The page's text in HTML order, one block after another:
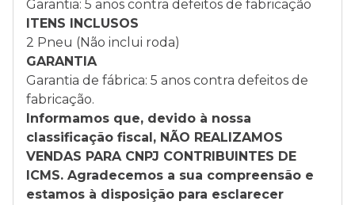
Garantia: 5 anos contra defeitos de fabricação
ITENS INCLUSOS
2 Pneu (Não inclui roda)
GARANTIA
Garantia de fábrica: 5 anos contra defeitos de
fabricação.
Informamos que, devido à nossa
classificação fiscal, NÃO REALIZAMOS
VENDAS PARA CNPJ CONTRIBUINTES DE
ICMS. Agradecemos a sua compreensão e
estamos à disposição para esclarecer